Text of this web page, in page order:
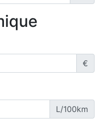
€
L/100km